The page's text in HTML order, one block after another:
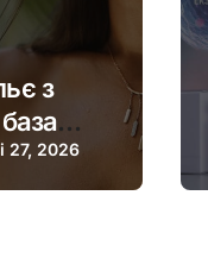
з
27, 2026